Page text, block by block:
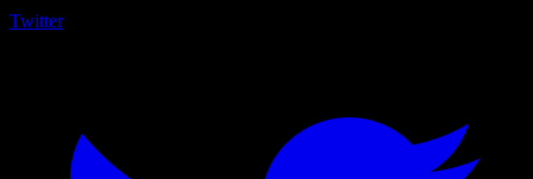
Twitter